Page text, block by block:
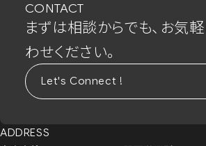
CONTACT
まずは相談からでも、お気
わせください。
Let's Connect !
ADDRESS